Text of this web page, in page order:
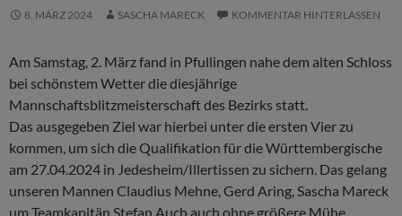
8. MÄRZ 2024 SASCHA MARECK KOMMENTAR HINTERLASSEN
Am Samstag, 2. März fand in Pfullingen nahe dem alten Schloss
bei schönstem Wetter die diesjährige
Mannschaftsblitzmeisterschaft des Bezirks statt.
Das ausgegeben Ziel war hierbei unter die ersten Vier zu
kommen, um sich die Qualifikation für die Württembergische
am 27.04.2024 in Jedesheim/Illertissen zu sichern. Das gelang
unseren Mannen Claudius Mehne, Gerd Aring, Sascha Mareck
um Teamkapitän Stefan Auch auch ohne größere Mühe.